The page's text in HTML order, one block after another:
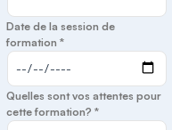
Date de la session de
formation *
Quelles sont vos attentes pour
cette formation? *